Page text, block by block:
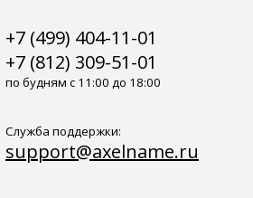
+7 (499) 404-11-01
+7 (812) 309-51-01
по будням с 11:00 до 18:00
Служба поддержки:
support@axelname.ru